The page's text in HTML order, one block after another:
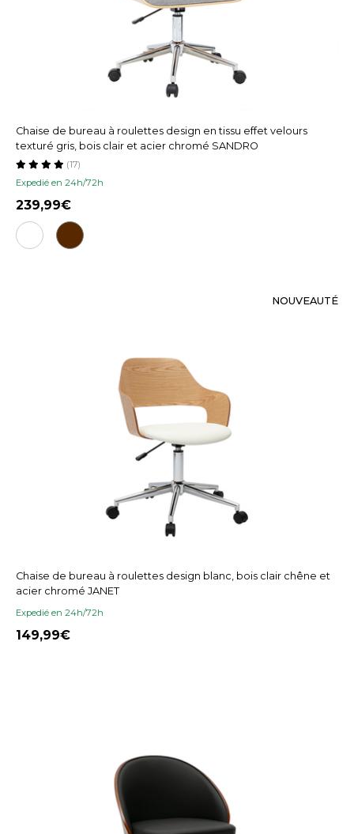
Chaise de bureau à roulettes design en tissu effet velours
texturé gris, bois clair et acier chromé SANDRO
Expedié en 24h/72h
(17)
239,99
NOUVEAUTÉ
Chaise de bureau à roulettes design blanc, bois clair chêne et
acier chromé JANET
Expedié en 24h/72h
149,99